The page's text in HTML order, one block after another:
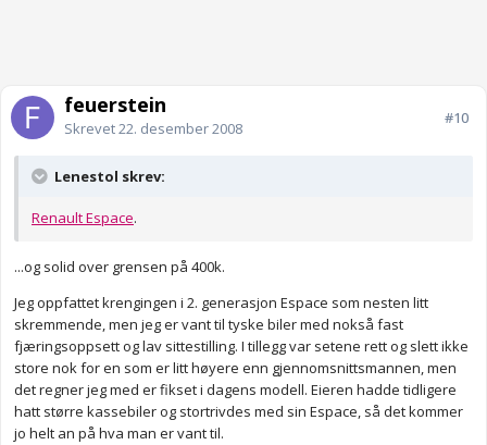
feuerstein
Skrevet22. desember 2008
#10
Lenestol skrev:
Renault Espace.
...og solid over grensen på 400k.
Jeg oppfattet krengingen i 2. generasjon Espace som nesten litt
skremmende, men jeg er vant til tyske biler med nokså fast
fjæringsoppsett og lav sittestilling. I tillegg var setene rett og slett ikke
store nok for en som er litt høyere enn gjennomsnittsmannen, men
det regner jeg med er fikset i dagens modell. Eieren hadde tidligere
hatt større kassebiler og stortrivdes med sin Espace, så det kommer
jo helt an på hva man er vant til.